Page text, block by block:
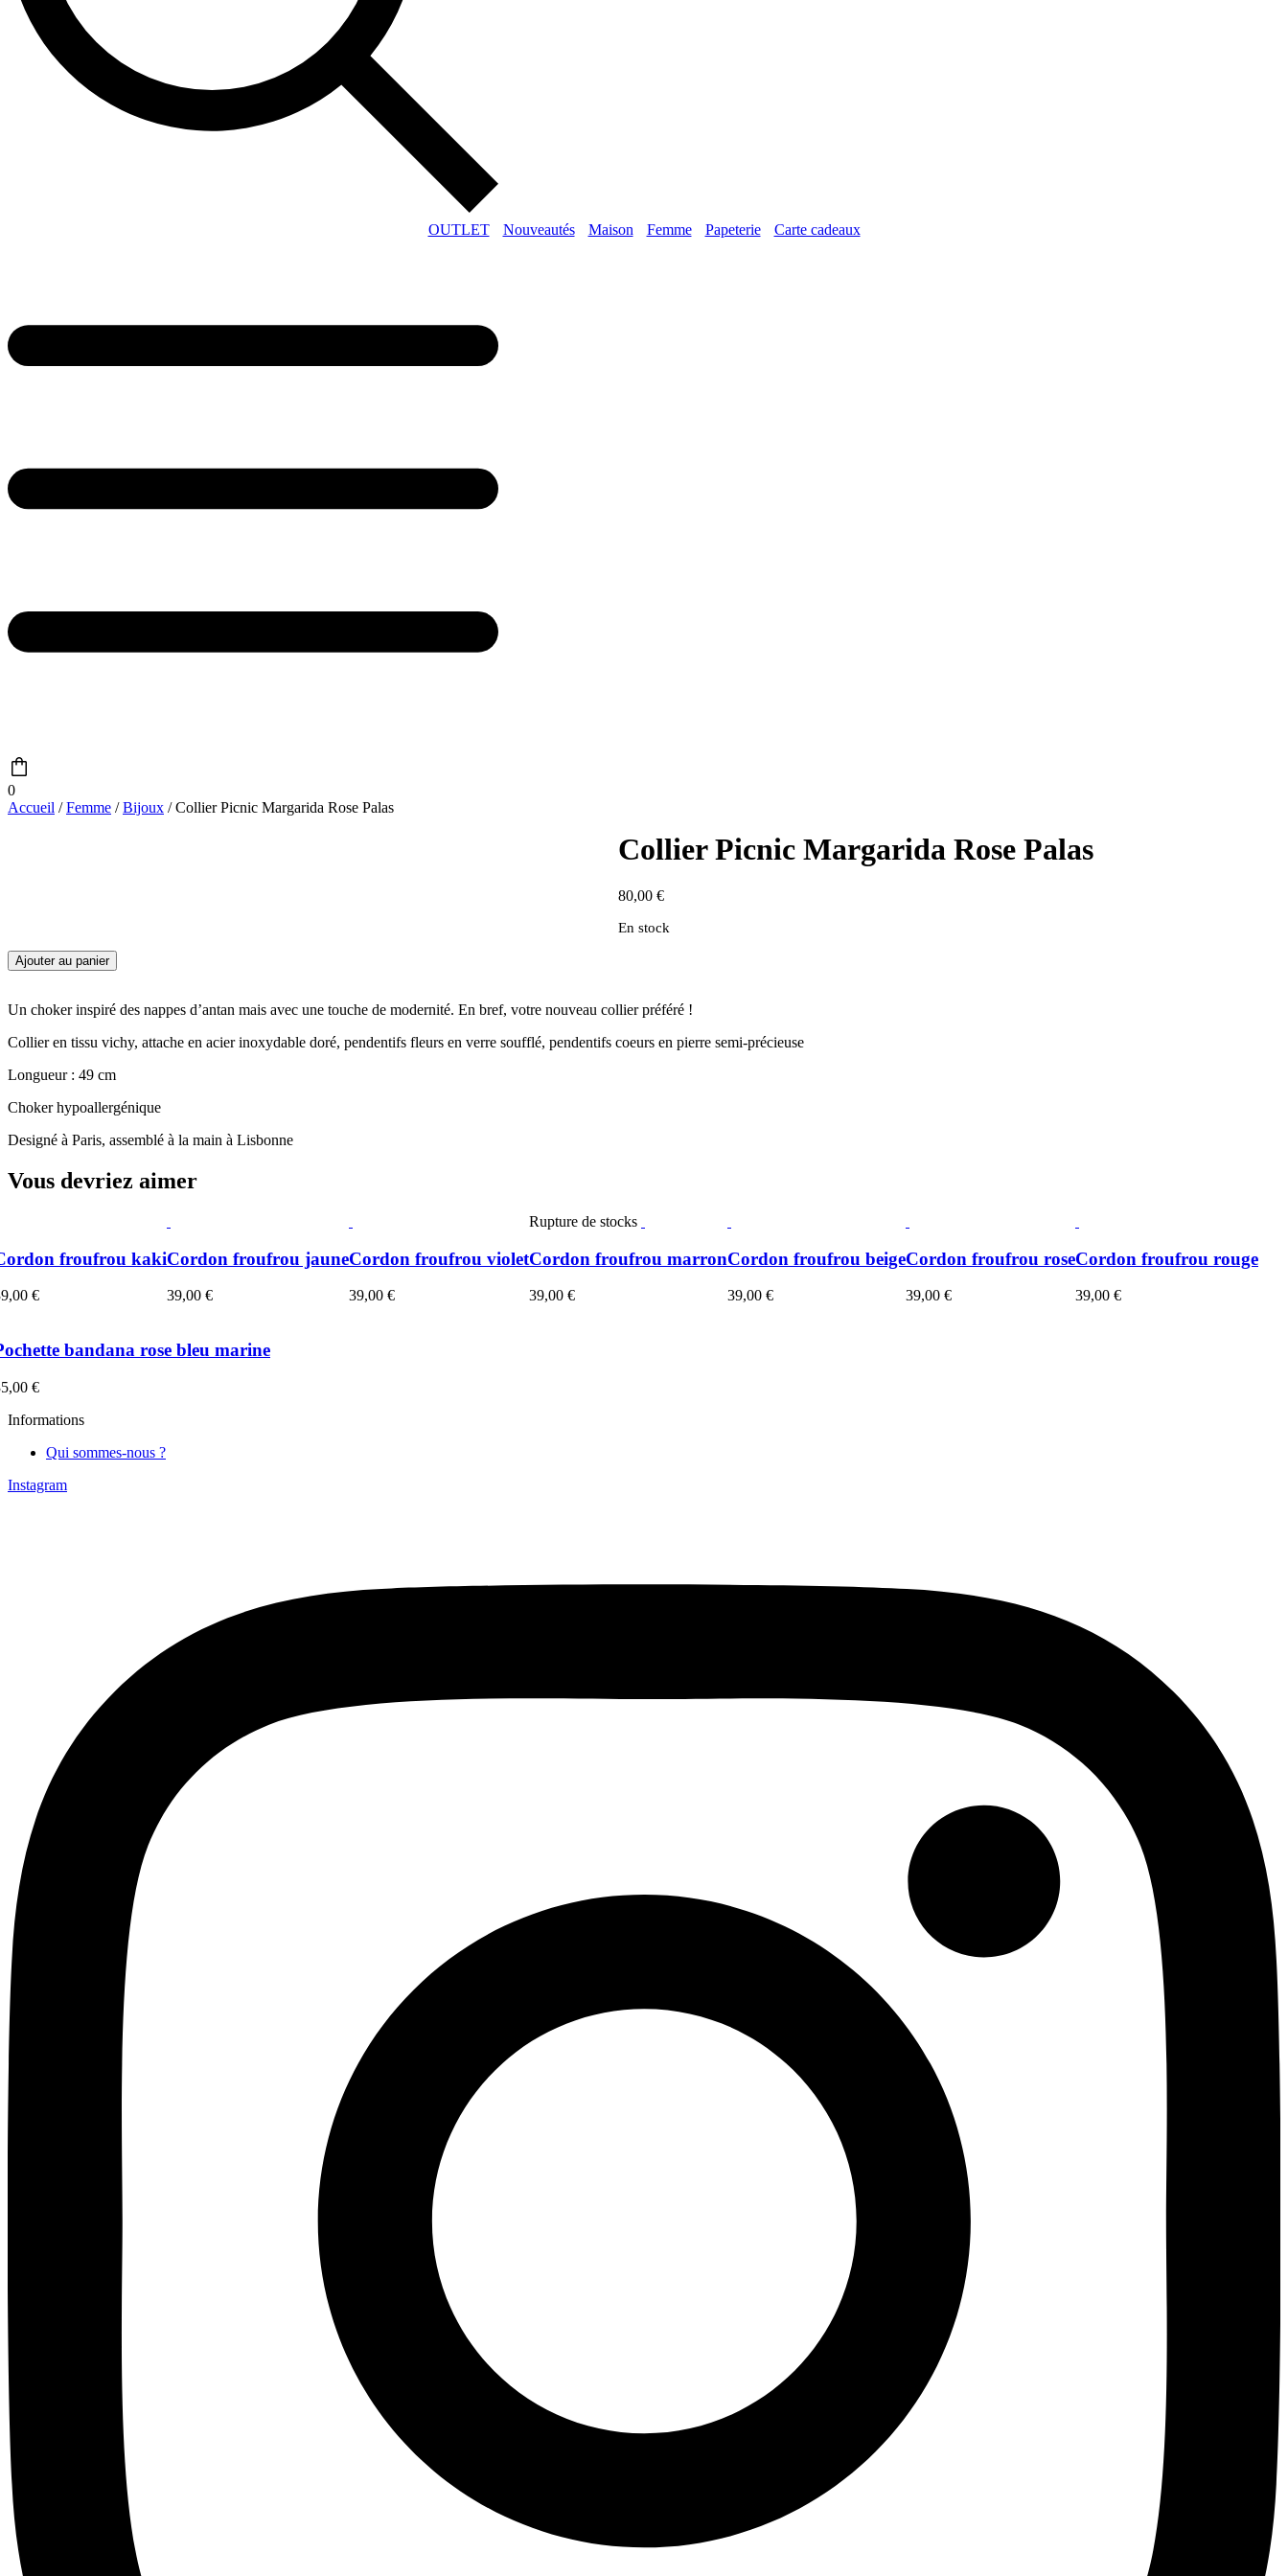
OUTLET Nouveautés Maison Femme Papeterie Carte cadeaux
0
Accueil /Femme /Bijoux / Collier Picnic Margarida Rose Palas
Collier Picnic Margarida Rose Palas
80,00€
En stock
quantité
de
Picnic
Rose
Ajouter au panier
Un choker inspiré des nappes d’antan mais avec une touche de modernité. En bref, votre nouveau collier préféré !
Collier en tissu vichy, attache en acier inoxydable doré, pendentifs fleurs en verre soufflé, pendentifs coeurs en pierre semi-précieuse
Longueur : 49 cm
Choker hypoallergénique
Designé à Paris, assemblé à la main à Lisbonne
Vous devriez aimer
froufrou kaki
€
Cordon froufrou jaune
39,00 €
Cordon froufrou violet
39,00 €
Rupture de stocks
Cordon froufrou marron
39,00 €
Cordon froufrou beige
39,00 €
Cordon froufrou rose
39,00 €
Cordon froufrou rouge
39,00 €
bandana rose bleu marine
€
Informations
Qui sommes-nous ?
Instagram